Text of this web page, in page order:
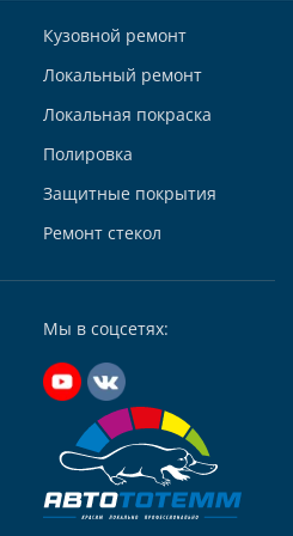
д. 14, стр. 3
Кузовной ремонт
Локальный ремонт
Локальная покраска
Полировка
Защитные покрытия
Ремонт стекол
Мы в соцсетях: